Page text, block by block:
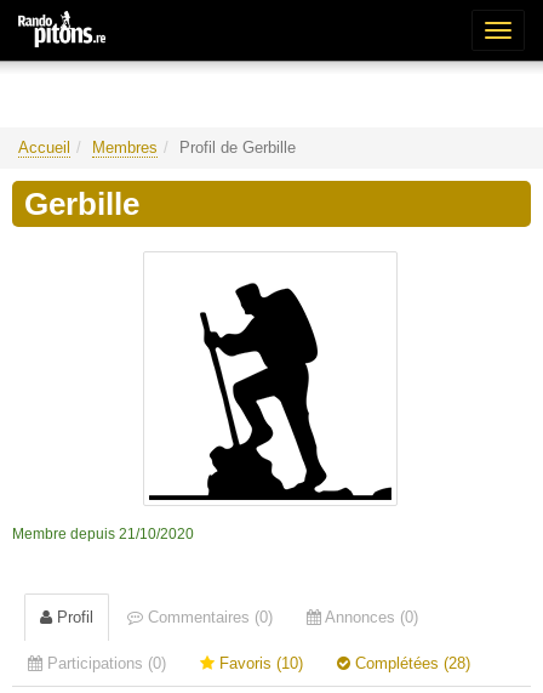
Accueil Membres Profil de Gerbille
Gerbille
Membre depuis 21/10/2020
Profil Commentaires (0) Annonces (0)
Participations (0) Favoris (10) Complétées (28)